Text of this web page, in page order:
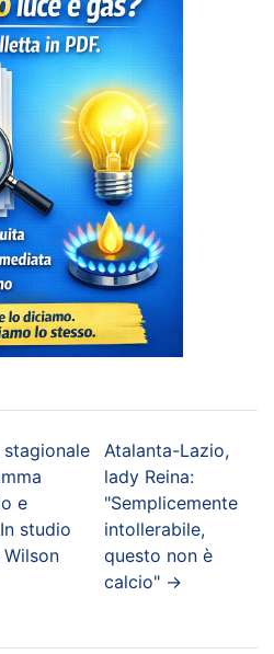
e
studio
Atalanta-Lazio,
lady Reina:
"Semplicemente
intollerabile,
questo non è
calcio"→